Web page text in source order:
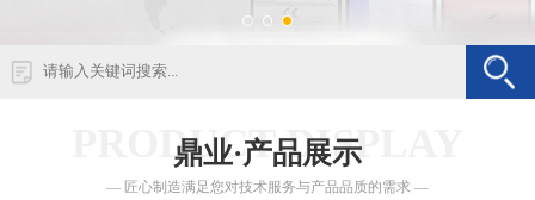
PRODUCT DISPLAY
鼎业·产品展示
— 匠心制造满足您对技术服务与产品品质的需求 —